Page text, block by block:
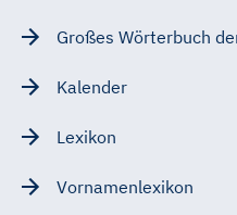
Großes Wörterbuch
Kalender
Lexikon
Vornamenlexikon